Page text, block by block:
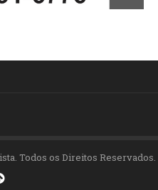
Todos os Direitos Reservados.